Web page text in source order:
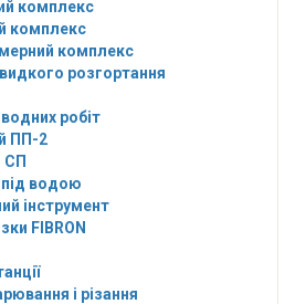
комплекс
комплекс
комплекс
розгортання
робіт
ПП-2
СП
під водою
інструмент
FIBRON
і різання